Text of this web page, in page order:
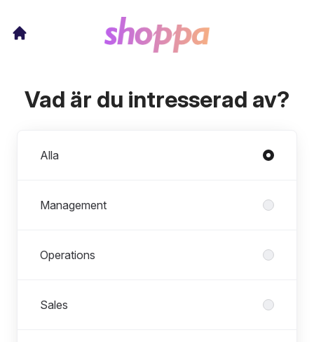
Vad är du intresserad av?
Alla
Management
Operations
Sales